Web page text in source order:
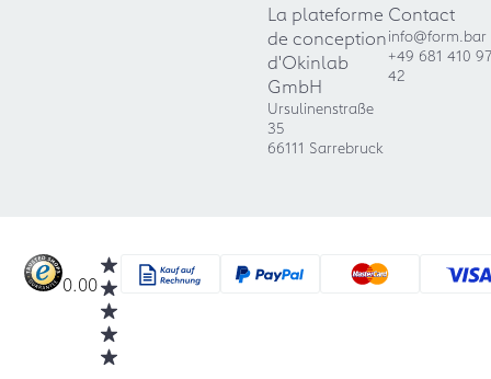
La plateforme
de conception
d'Okinlab
GmbH
Ursulinenstraße
35
66111 Sarrebruck
Contact
info@form.bar
+49 681 410
42
0.00